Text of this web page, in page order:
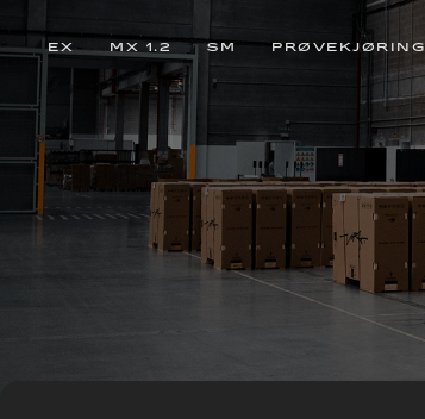
EX MX 1.2 SM PRØVEKJØRING